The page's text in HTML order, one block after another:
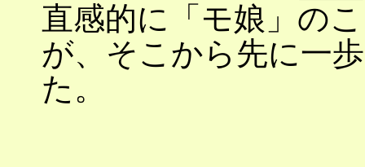
直感的に「モ娘」の
が、そこから先に一
た。